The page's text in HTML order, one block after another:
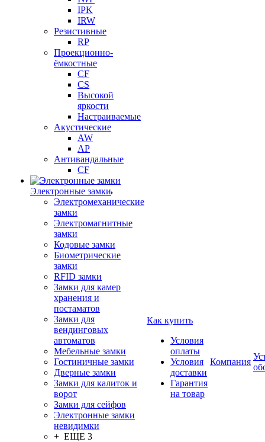
IPK
IRW
Резистивные
RP
Проекционно-
ёмкостные
CF
CS
Высокой
яркости
Настраиваемые
Акустические
AW
AP
Антивандальные
CF
Электронные замки
Электромеханические
замки
Электромагнитные
замки
Кодовые замки
Биометрические
замки
RFID замки
Замки для камер
хранения и
постаматов
Замки для
вендинговых
автоматов
Мебельные замки
Гостиничные замки
Дверные замки
Замки для калиток и
ворот
Замки для сейфов
Электронные замки
невидимки
+ ЕЩЕ 3
Как купить
Условия
оплаты
Условия
доставки
Гарантия
на товар
Компания